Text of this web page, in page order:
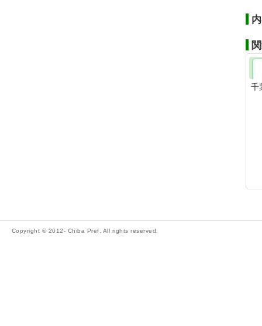
千
Copyright © 2012- Chiba Pref. All rights reserved.